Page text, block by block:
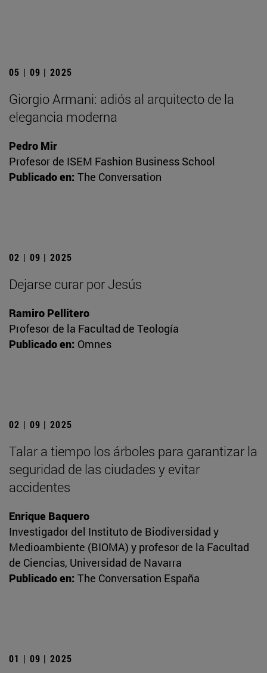
05 | 09 | 2025
Giorgio Armani: adiós al arquitecto de la
elegancia moderna
Pedro Mir
Profesor de ISEM Fashion Business School
Publicado en: The Conversation
02 | 09 | 2025
Dejarse curar por Jesús
Ramiro Pellitero
Profesor de la Facultad de Teología
Publicado en: Omnes
02 | 09 | 2025
Talar a tiempo los árboles para garantizar la
seguridad de las ciudades y evitar
accidentes
Enrique Baquero
Investigador del Instituto de Biodiversidad y
Medioambiente (BIOMA) y profesor de la Facultad
de Ciencias, Universidad de Navarra
Publicado en: The Conversation España
01 | 09 | 2025